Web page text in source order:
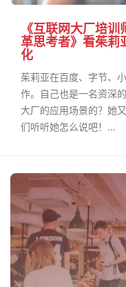
《互联网大厂培
革思考者》看茱莉
化
茱莉亚在百度、字节、
作。自己也是一名资深
大厂的应用场景的？她
们听听她怎么说吧！...